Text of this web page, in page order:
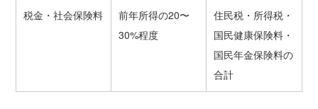
税金・社会保険料
前年所得の20〜
30%程度
住民税・所得税・
国民健康保険料・
国民年金保険料の
合計